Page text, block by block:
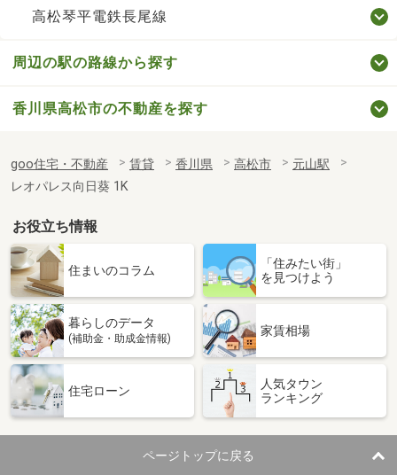
高松琴平電鉄長尾線
周辺の駅の路線から探す
香川県高松市の不動産を探す
goo住宅・不動産 賃貸 香川県 高松市
元山駅
レオパレス向日葵 1K
お役立ち情報
住まいのコラム
「住みたい街」
を見つけよう
暮らしのデータ
(補助金・助成金情報)
家賃相場
住宅ローン
人気タウン
ランキング
ページトップに戻る